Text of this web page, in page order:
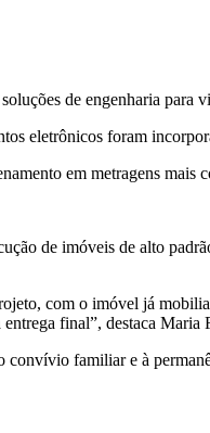
de engenharia para
eletrônicos foram
em metragens mais
de imóveis de alto
com o imóvel já
final”, destaca Maria
familiar e à